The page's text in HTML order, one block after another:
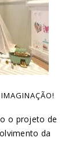
o projeto de
da